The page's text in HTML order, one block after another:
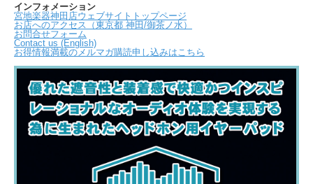
インフォメーション
宮地楽器神田店ウェブサイトトップページ
お店へのアクセス（東京都 神田/御茶ノ水）
お問合せフォーム
Contact us (English)
お得情報満載のメルマガ購読申し込みはこちら